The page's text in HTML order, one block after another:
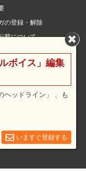
の登録・解除
載について
ュー・料金
ボイス」編集
ヘッドライン」 、も
いますぐ登録する